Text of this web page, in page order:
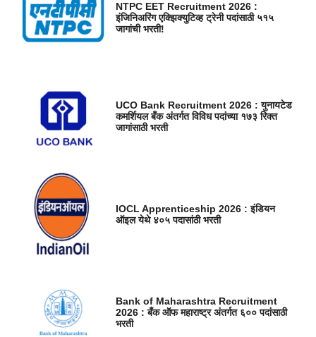
NTPC EET Recruitment 2026 :
इंजिनिअरिंग एक्झिक्युटिव्ह ट्रेनी पदांसाठी ५१५
जागांची भरती!
UCO Bank Recruitment 2026 : युनायटेड
कमर्शियल बँक अंतर्गत विविध पदांच्या १७३ रिक्त
जागांसाठी भरती
IOCL Apprenticeship 2026 : इंडियन
ऑइल येथे ४०५ पदासांठी भरती
Bank of Maharashtra Recruitment
2026 : बँक ऑफ महाराष्ट्र अंतर्गत ६०० पदांसाठी
भरती